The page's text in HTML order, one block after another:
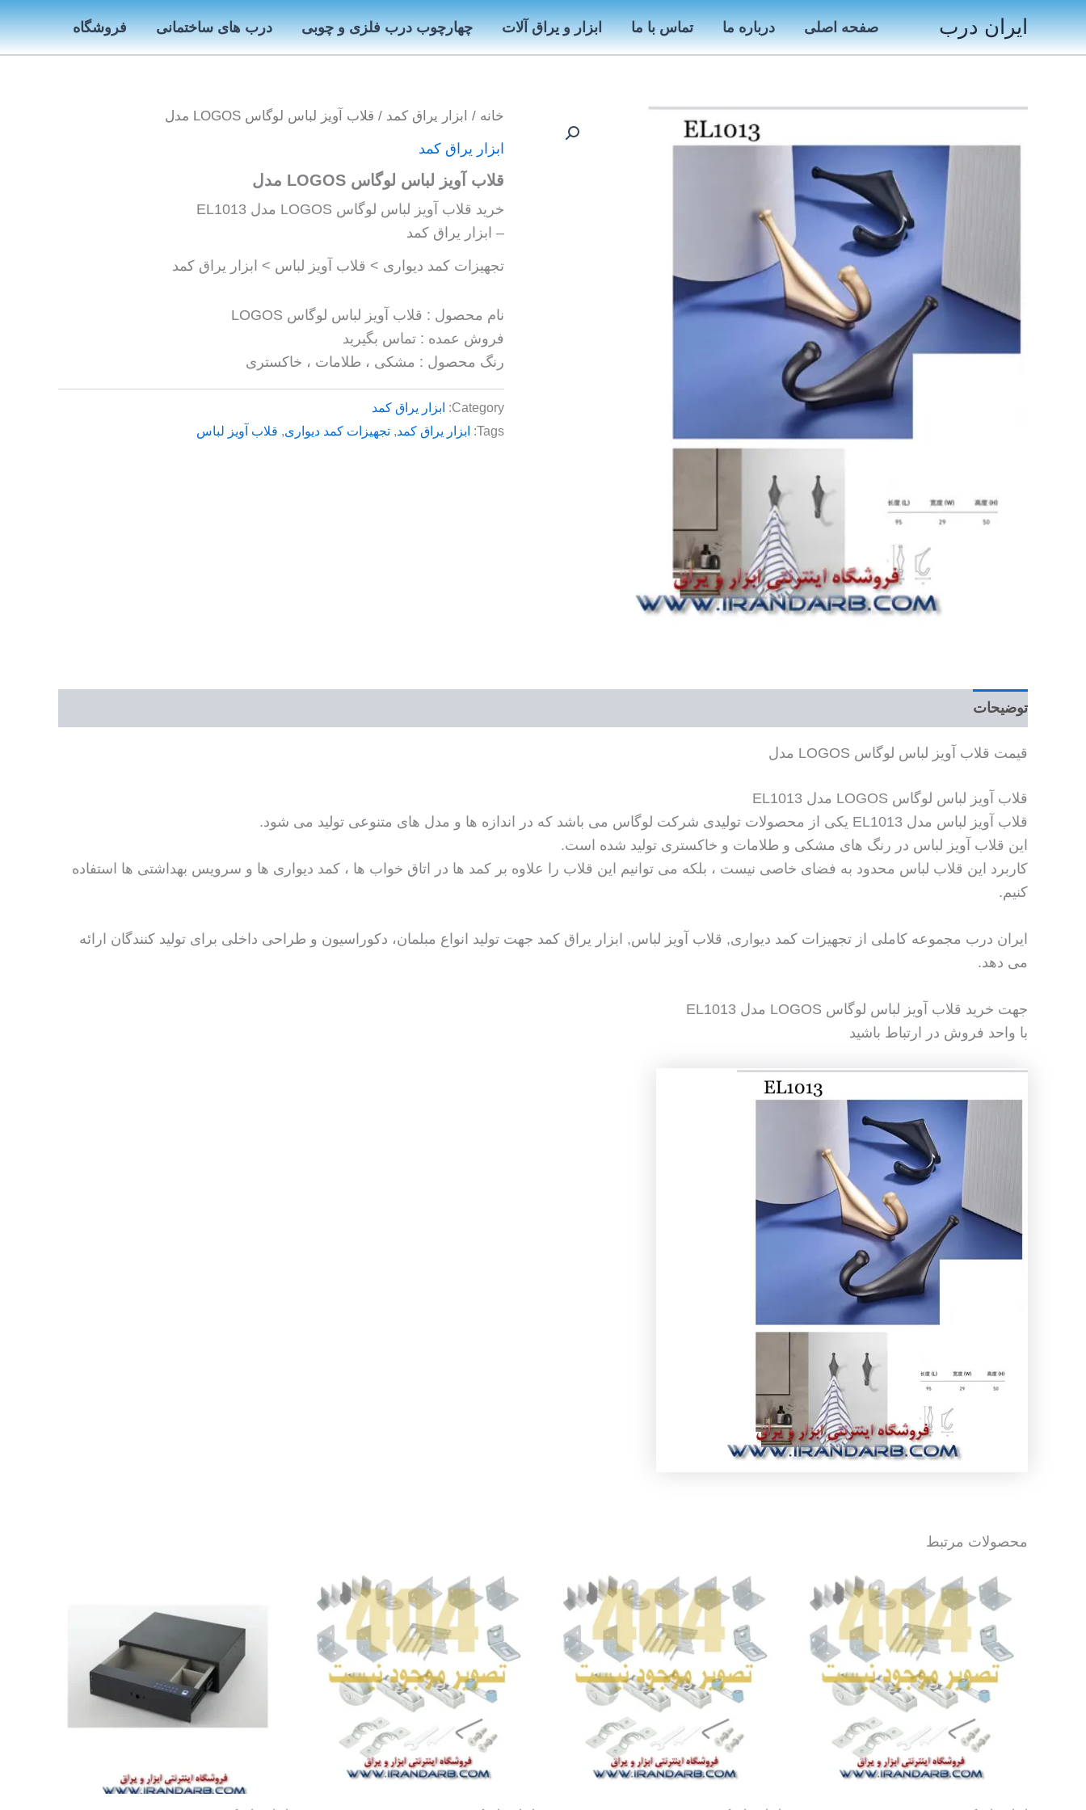
پرش
به
محتوا
ایران درب صفحه اصلی درباره ما تماس با ما ابزار و یراق آلات چهارچوب درب فلزی و چوبی درب های ساختمانی فروشگاه
خانه / ابزار یراق کمد / قلاب آویز لباس لوگاس LOGOS مدل
ابزار یراق کمد
قلاب آویز لباس لوگاس LOGOS مدل
خرید قلاب آویز لباس لوگاس LOGOS مدل EL1013
– ابزار یراق کمد
تجهیزات کمد دیواری > قلاب آویز لباس > ابزار یراق کمد
نام محصول : قلاب آویز لباس لوگاس LOGOS
فروش عمده : تماس بگیرید
رنگ محصول : مشکی ، طلامات ، خاکستری
Category: ابزار یراق کمد
Tags: ابزار یراق کمد, تجهیزات کمد دیواری, قلاب آویز لباس
توضیحات
قیمت قلاب آویز لباس لوگاس LOGOS مدل
قلاب آویز لباس لوگاس LOGOS مدل EL1013
قلاب آویز لباس مدل EL1013 یکی از محصولات تولیدی شرکت لوگاس می باشد که در اندازه ها و مدل های متنوعی تولید می شود.
این قلاب آویز لباس در رنگ های مشکی و طلامات و خاکستری تولید شده است.
کاربرد این قلاب لباس محدود به فضای خاصی نیست ، بلکه می توانیم این قلاب را علاوه بر کمد ها در اتاق خواب ها ، کمد دیواری ها و سرویس بهداشتی ها استفاده
کنیم.
ایران درب مجموعه کاملی از تجهیزات کمد دیواری, قلاب آویز لباس, ابزار یراق کمد جهت تولید انواع مبلمان، دکوراسیون و طراحی داخلی برای تولید کنندگان ارائه
می دهد.
جهت خرید قلاب آویز لباس لوگاس LOGOS مدل EL1013
با واحد فروش در ارتباط باشید
محصولات مرتبط